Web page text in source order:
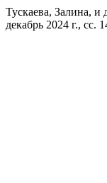
Тускаева, Залина, и
декабрь 2024 г., сс.